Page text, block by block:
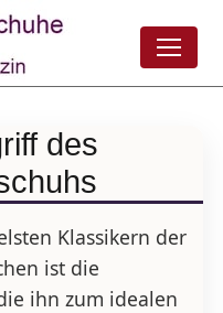
des
Klassikern der
ist die
ihn zum idealen